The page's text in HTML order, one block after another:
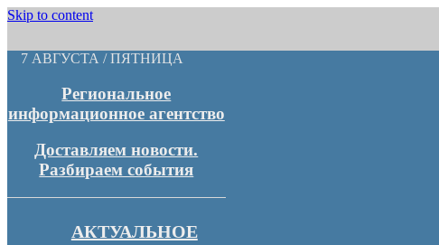
Skip to content
7 АВГУСТА / ПЯТНИЦА
Региональное
информационное агентство
Доставляем новости.
Разбираем события
АКТУАЛЬНОЕ